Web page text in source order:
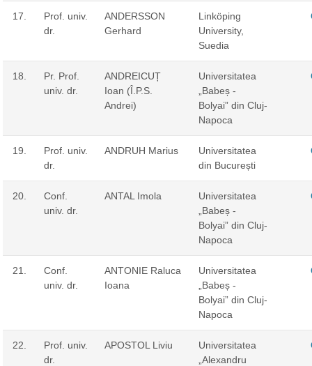
17.
Prof. univ.
dr.
ANDERSSON
Gerhard
Linköping
University,
Suedia
18.
Pr. Prof.
univ. dr.
ANDREICUȚ
Ioan (Î.P.S.
Andrei)
Universitatea
„Babeș -
Bolyai” din Cluj-
Napoca
19.
Prof. univ.
dr.
ANDRUH Marius
Universitatea
din București
20.
Conf.
univ. dr.
ANTAL Imola
Universitatea
„Babeș -
Bolyai” din Cluj-
Napoca
21.
Conf.
univ. dr.
ANTONIE Raluca
Ioana
Universitatea
„Babeș -
Bolyai” din Cluj-
Napoca
22.
Prof. univ.
dr.
APOSTOL Liviu
Universitatea
„Alexandru